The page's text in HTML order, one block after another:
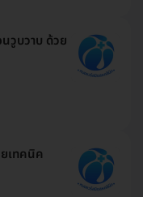
วูบวาบ ด้วย
เทคนิค